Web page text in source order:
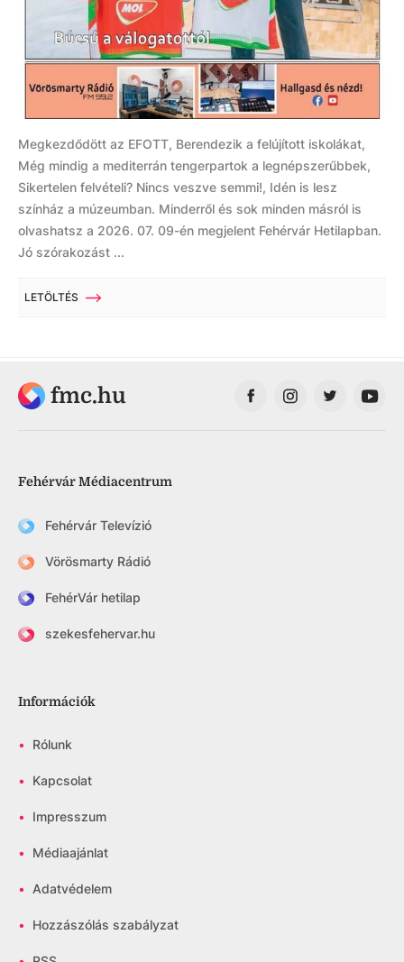
Megkezdődött az EFOTT, Berendezik a felújított iskolákat,
Még mindig a mediterrán tengerpartok a legnépszerűbbek,
Sikertelen felvételi? Nincs veszve semmi!, Idén is lesz
színház a múzeumban. Minderről és sok minden másról is
olvashatsz a 2026. 07. 09-én megjelent Fehérvár Hetilapban.
Jó szórakozást ...
LETÖLTÉS
fmc.hu
Fehérvár Médiacentrum
Fehérvár Televízió
Vörösmarty Rádió
FehérVár hetilap
szekesfehervar.hu
Információk
• Rólunk
• Kapcsolat
• Impresszum
• Médiaajánlat
• Adatvédelem
• Hozzászólás szabályzat